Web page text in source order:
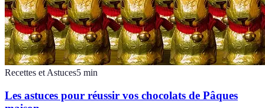
Recettes et Astuces5 min
Les astuces pour réussir vos chocolats de Pâques